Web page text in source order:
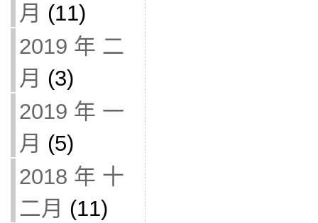
月 (11)
2019 年 二
月 (3)
2019 年 一
月 (5)
2018 年 十
二月 (11)